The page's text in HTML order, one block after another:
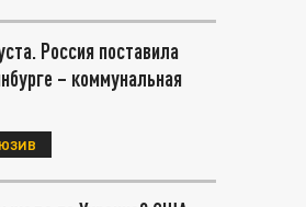
Россия поставила
– коммунальная